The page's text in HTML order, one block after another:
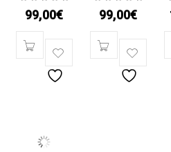
99,00€ 99,00€